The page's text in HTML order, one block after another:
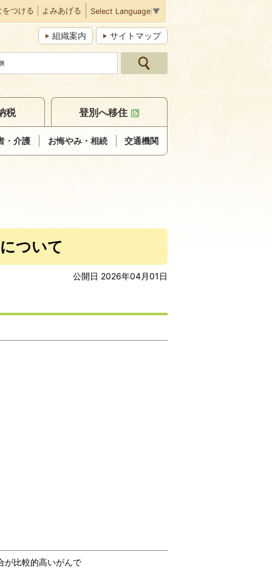
をつける よみあげる Select Language ▼
組織案内 サイトマップ
・介護 お悔やみ・相続 交通機関
税 登別へ移住
ついて
公開日 2026年04月01日
が比較的高いがんで